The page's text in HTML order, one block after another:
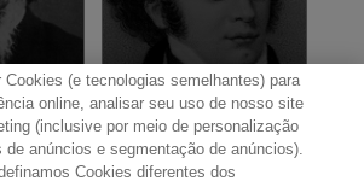
(e tecnologias semelhantes) para
online, analisar seu uso de nosso site
(inclusive por meio de personalização
anúncios e segmentação de anúncios).
Cookies diferentes dos